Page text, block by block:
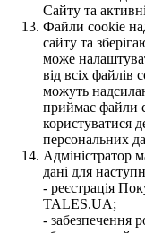
Сайту та
Файли cookie
сайту та
може
від всіх файлів
можуть
приймає файли
користуватися
персональних
Адміністратор
дані для
- реєстрація
TALES.UA;
- забезпечення